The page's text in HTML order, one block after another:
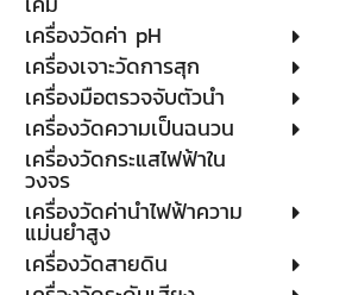
เครื่องวัดค่า pH
เครื่องเจาะวัดการสุก
เครื่องมือตรวจจับตัวนำ
เครื่องวัดความเป็นฉนวน
เครื่องวัดกระแสไฟฟ้าใน
วงจร
เครื่องวัดค่านำไฟฟ้าความ
แม่นยำสูง
เครื่องวัดสายดิน